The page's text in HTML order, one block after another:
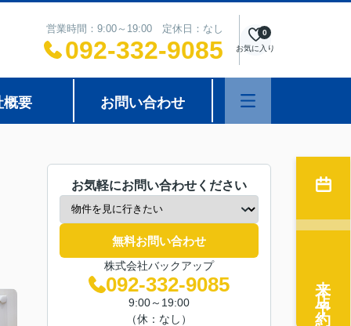
営業時間：9:00～19:00 定休日：なし
092-332-9085 お気に入り
0
概要 お問い合わせ
お気軽にお問い合わせください
無料お問い合わせ
株式会社バックアップ
092-332-9085
9:00～19:00
（休：なし）
来店予約